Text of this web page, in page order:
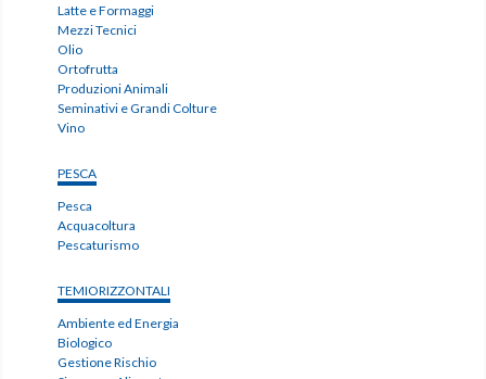
Latte e Formaggi
Mezzi Tecnici
Olio
Ortofrutta
Produzioni Animali
Seminativi e Grandi Colture
Vino
PESCA
Pesca
Acquacoltura
Pescaturismo
TEMIORIZZONTALI
Ambiente ed Energia
Biologico
Gestione Rischio